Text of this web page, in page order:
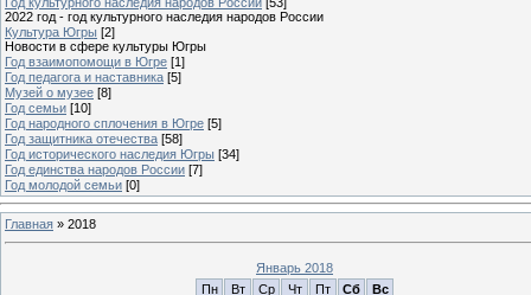
2022 год - год культурного наследия народов России
Культура Югры [2]
Новости в сфере культуры Югры
Год взаимопомощи в Югре [1]
Год педагога и наставника [5]
Музей о музее [8]
Год семьи [10]
Год народного сплочения в Югре [5]
Год защитника отечества [58]
Год исторического наследия Югры [34]
Год единства народов России [7]
Год молодой семьи [0]
Главная » 2018
Январь 2018
Пн
Вт Ср Чт Пт Сб
Вс